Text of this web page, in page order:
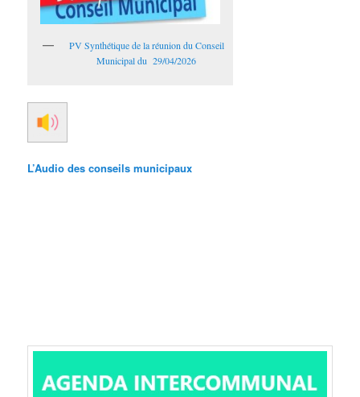
PV Synthétique de la réunion du Conseil
Municipal du 29/04/2026
L’Audio des conseils municipaux